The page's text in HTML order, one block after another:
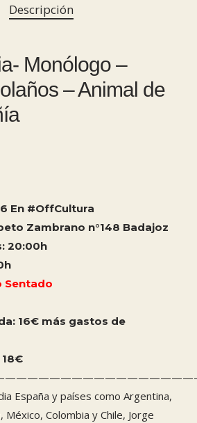
Descripción
Monólogo –
– Animal de
En #OffCultura
Zambrano n°148 Badajoz
20:00h
Sentado
16€ más gastos de
España y países como Argentina,
México, Colombia y Chile, Jorge